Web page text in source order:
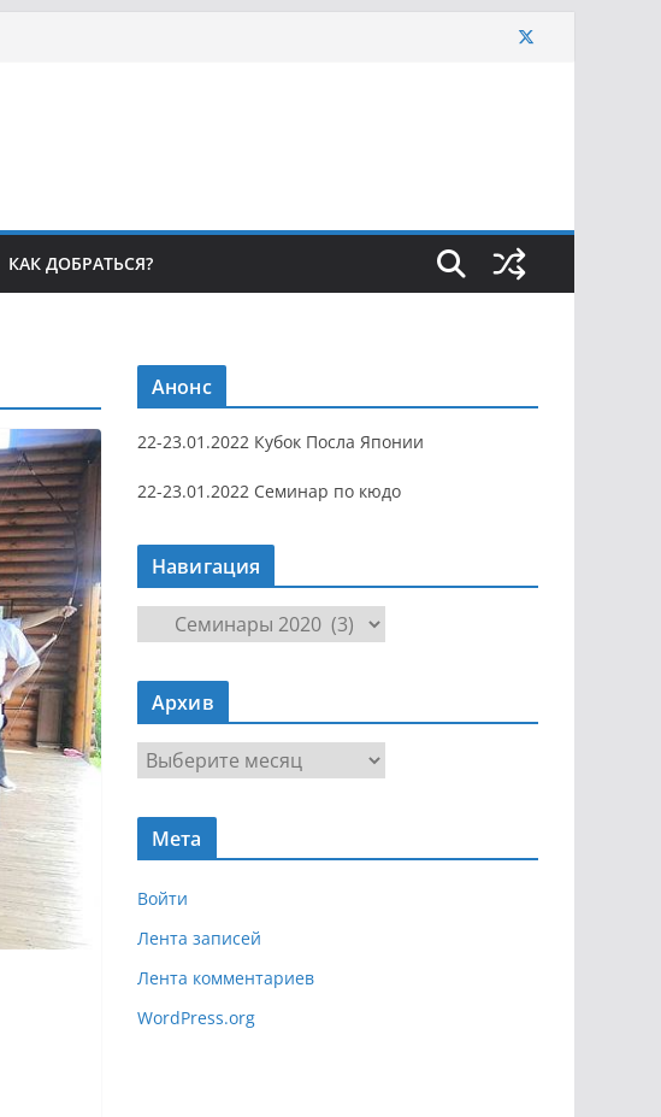
КАК ДОБРАТЬСЯ?
Анонс
22-23.01.2022 Кубок Посла Японии
22-23.01.2022 Семинар по кюдо
Навигация
а
в
г
я
Архив
р
х
Мета
Войти
Лента записей
Лента комментариев
WordPress.org